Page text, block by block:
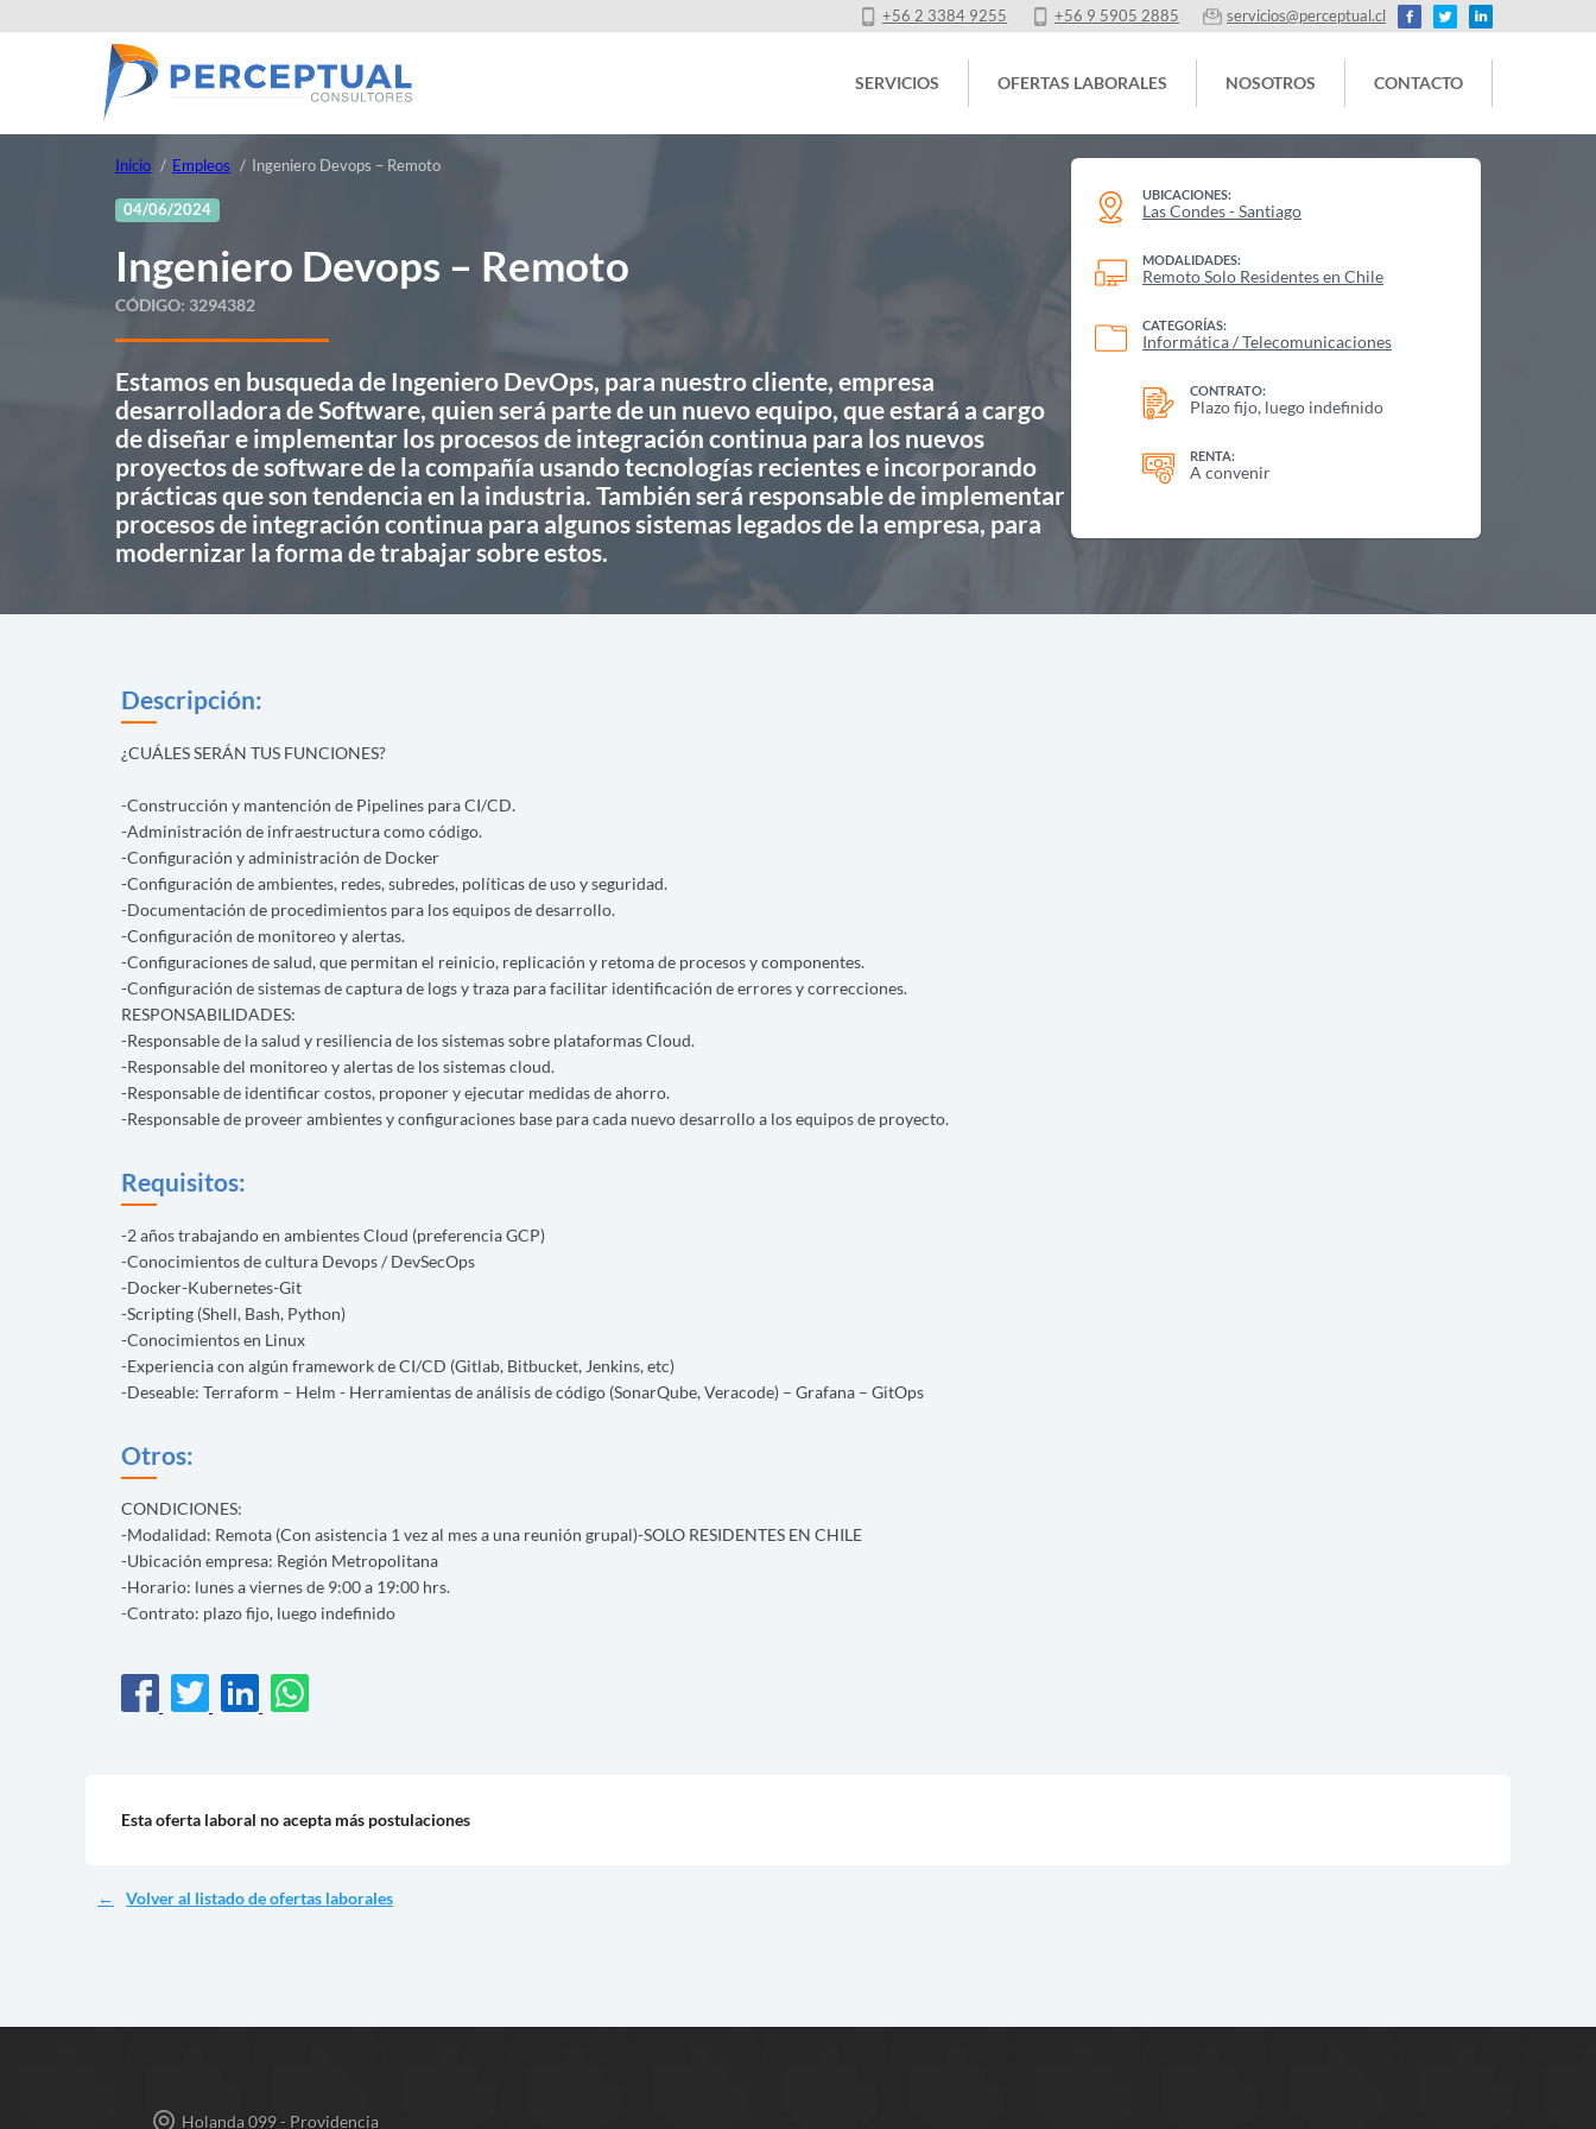
+56 2 3384 9255 +56 9 5905 2885 servicios@perceptual.cl
SERVICIOS OFERTAS LABORALES NOSOTROS CONTACTO
Inicio Empleos Ingeniero Devops – Remoto
04/06/2024
Ingeniero Devops – Remoto
CÓDIGO: 3294382
Estamos en busqueda de Ingeniero DevOps, para nuestro cliente, empresa
desarrolladora de Software, quien será parte de un nuevo equipo, que estará a cargo
de diseñar e implementar los procesos de integración continua para los nuevos
proyectos de software de la compañía usando tecnologías recientes e incorporando
prácticas que son tendencia en la industria. También será responsable de implementar
procesos de integración continua para algunos sistemas legados de la empresa, para
modernizar la forma de trabajar sobre estos.
UBICACIONES:
Las Condes - Santiago
MODALIDADES:
Remoto Solo Residentes en Chile
CATEGORÍAS:
Informática / Telecomunicaciones
CONTRATO:
Plazo fijo, luego indefinido
RENTA:
A convenir
Descripción:
¿CUÁLES SERÁN TUS FUNCIONES?
-Construcción y mantención de Pipelines para CI/CD.
-Administración de infraestructura como código.
-Configuración y administración de Docker
-Configuración de ambientes, redes, subredes, políticas de uso y seguridad.
-Documentación de procedimientos para los equipos de desarrollo.
-Configuración de monitoreo y alertas.
-Configuraciones de salud, que permitan el reinicio, replicación y retoma de procesos y componentes.
-Configuración de sistemas de captura de logs y traza para facilitar identificación de errores y correcciones.
RESPONSABILIDADES:
-Responsable de la salud y resiliencia de los sistemas sobre plataformas Cloud.
-Responsable del monitoreo y alertas de los sistemas cloud.
-Responsable de identificar costos, proponer y ejecutar medidas de ahorro.
-Responsable de proveer ambientes y configuraciones base para cada nuevo desarrollo a los equipos de proyecto.
Requisitos:
-2 años trabajando en ambientes Cloud (preferencia GCP)
-Conocimientos de cultura Devops / DevSecOps
-Docker-Kubernetes-Git
-Scripting (Shell, Bash, Python)
-Conocimientos en Linux
-Experiencia con algún framework de CI/CD (Gitlab, Bitbucket, Jenkins, etc)
-Deseable: Terraform – Helm - Herramientas de análisis de código (SonarQube, Veracode) – Grafana – GitOps
Otros:
CONDICIONES:
-Modalidad: Remota (Con asistencia 1 vez al mes a una reunión grupal)-SOLO RESIDENTES EN CHILE
-Ubicación empresa: Región Metropolitana
-Horario: lunes a viernes de 9:00 a 19:00 hrs.
-Contrato: plazo fijo, luego indefinido
Esta oferta laboral no acepta más postulaciones
Volver al listado de ofertas laborales
Holanda 099 - Providencia